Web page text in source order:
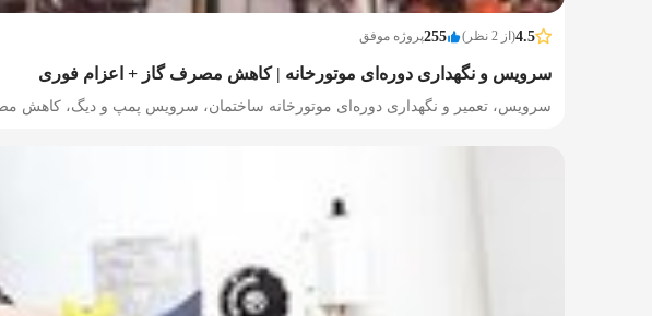
4.5(از 2 نظر) 255پروژه موفق
سرویس و نگهداری دوره‌ای موتورخانه | کاهش مصرف گاز + اعزام فوری
سرویس، تعمیر و نگهداری دوره‌ای موتورخانه ساختمان، سرویس پمپ و دیگ، کاهش مصرف